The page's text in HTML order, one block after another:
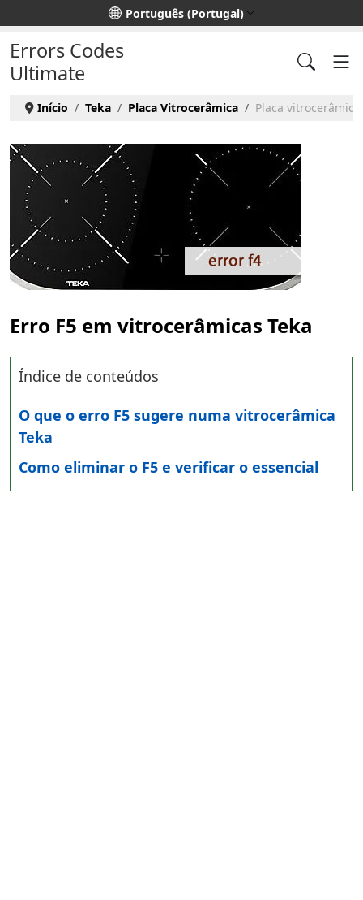
Escolha o seu idioma Português (Portugal)
Errors Codes
Ultimate
Início Teka Placa Vitrocerâmica Placa vitrocerâmica
Erro F5 em vitrocerâmicas Teka
Índice de conteúdos
O que o erro F5 sugere numa vitrocerâmica
Teka
Como eliminar o F5 e verificar o essencial